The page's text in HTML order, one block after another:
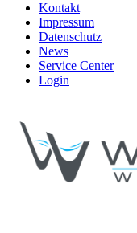
Kontakt
Impressum
Datenschutz
News
Service Center
Login